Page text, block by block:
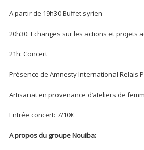
A partir de 19h30 Buffet syrien
20h30: Echanges sur les actions et projets
21h: Concert
Présence de Amnesty International Relais
Artisanat en provenance d’ateliers de
Entrée concert: 7/10€
A propos du groupe Nouiba: